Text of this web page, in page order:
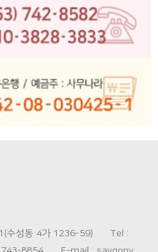
수성동 4가 1236-59) Tel :